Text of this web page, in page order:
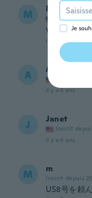
M Mary
Inscrit
Very pretty
il y a 6 ans
A Abbigal
il y a 6 ans
J Janet
Inscrit
il y a 6 ans
M m
Inscrit depuis
US8号を頼
Je